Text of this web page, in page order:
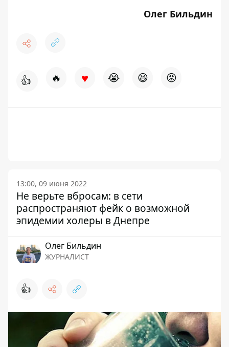
Олег Бильдин
👍 🔥 ♥ 😭 😆 😡
13:00, 09 июня 2022
Не верьте вбросам: в сети
распространяют фейк о возможной
эпидемии холеры в Днепре
Олег Бильдин
ЖУРНАЛИСТ
👍